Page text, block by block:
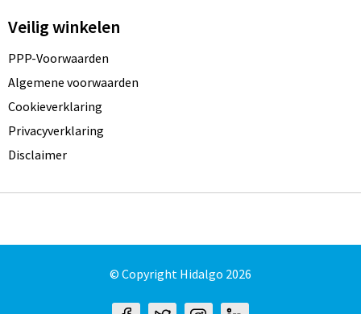
Veilig winkelen
PPP-Voorwaarden
Algemene voorwaarden
Cookieverklaring
Privacyverklaring
Disclaimer
© Copyright Hidalgo 2026